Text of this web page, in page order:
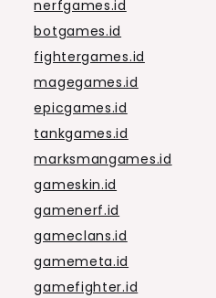
nerfgames.id
botgames.id
fightergames.id
magegames.id
epicgames.id
tankgames.id
marksmangames.id
gameskin.id
gamenerf.id
gameclans.id
gamemeta.id
gamefighter.id